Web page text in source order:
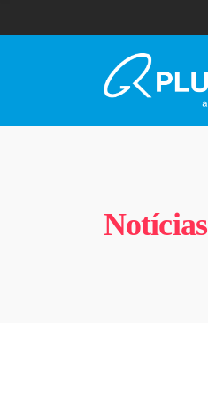
Notícias